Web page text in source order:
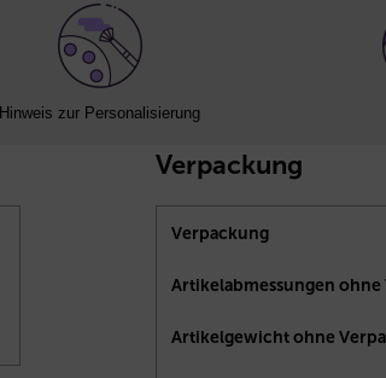
Hinweis zur Personalisierung
Verpackung
Verpackung
Artikelabmessungen ohne
Artikelgewicht ohne